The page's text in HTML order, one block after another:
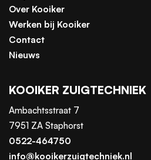
Over Kooiker
Werken bij Kooiker
Contact
Nieuws
KOOIKER ZUIGTECHNIEK
Ambachtsstraat 7
7951 ZA Staphorst
0522-464750
info@kooikerzuigtechniek.nl